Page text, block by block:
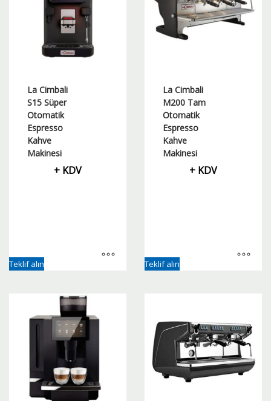
La Cimbali
S15 Süper
Otomatik
Espresso
Kahve
Makinesi
+ KDV
Teklif alın
La Cimbali
M200 Tam
Otomatik
Espresso
Kahve
Makinesi
+ KDV
Teklif alın